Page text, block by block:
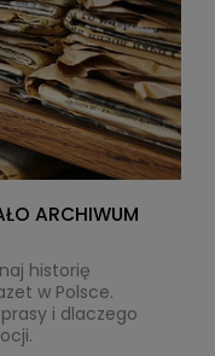
ARCHIWUM
historię
w Polsce.
i dlaczego